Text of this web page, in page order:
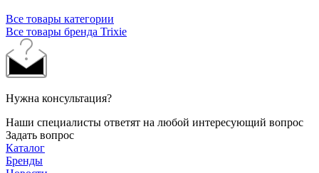
Все товары категории
Все товары бренда Trixie
Нужна консультация?
Наши специалисты ответят на любой интересующий вопрос
Задать вопрос
Каталог
Бренды